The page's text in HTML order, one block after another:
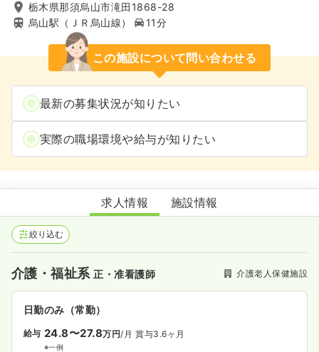
栃木県那須烏山市滝田1868-28
烏山駅（ＪＲ烏山線）
11分
この施設について問い合わせる
最新の募集状況が知りたい
実際の職場環境や給与が知りたい
介護老人保健施設富士山苑
求人情報 施設情報
絞り込む
介護・福祉系正・准看護師 介護老人保健施設
日勤のみ（常勤）
給与 24.8〜27.8万円/月 賞与3.6ヶ月
※一例